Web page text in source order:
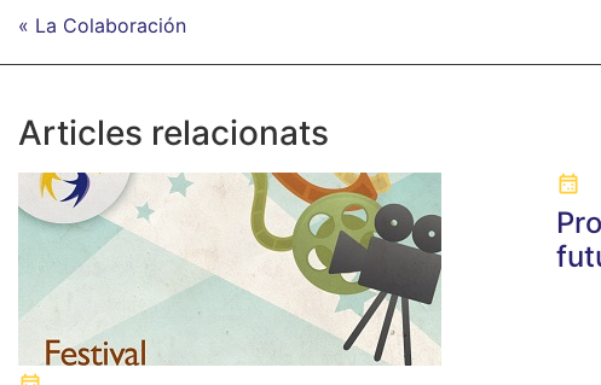
« La Colaboración
Articles relacionats